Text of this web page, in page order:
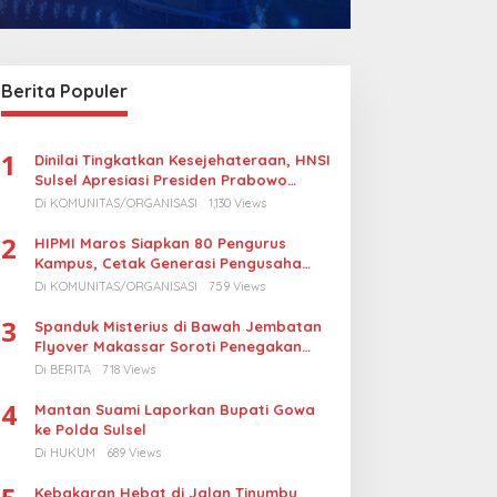
Demokrat
Persiapan
Tingkatkan Kualitas Guru,
Berita Populer
1
Dinilai Tingkatkan Kesejehateraan, HNSI
Sulsel Apresiasi Presiden Prabowo
Turunkan Harga BBM Nelayan
Di KOMUNITAS/ORGANISASI 1,130 Views
2
HIPMI Maros Siapkan 80 Pengurus
Kampus, Cetak Generasi Pengusaha
Muda
Di KOMUNITAS/ORGANISASI 759 Views
3
Spanduk Misterius di Bawah Jembatan
Flyover Makassar Soroti Penegakan
Hukum Kasus Korupsi
Di BERITA 718 Views
4
Mantan Suami Laporkan Bupati Gowa
ke Polda Sulsel
Di HUKUM 689 Views
Kebakaran Hebat di Jalan Tinumbu